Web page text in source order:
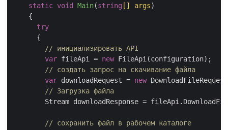
static void Main(string [] args)
    {
try
      {
// инициализировать API
var fileApi = new FileApi(configuration);
// создать запрос на скачивание файла
var downloadRequest = new
// Загрузка файла
Stream downloadResponse =
// сохранить файл в рабочем каталоге